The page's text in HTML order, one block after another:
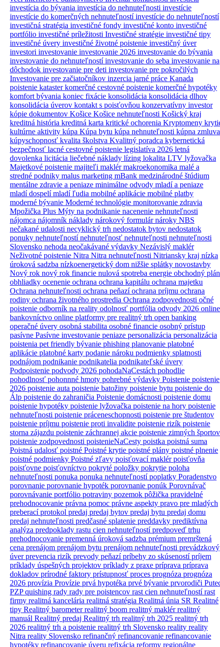
investícia do bývania investícia do nehnuteľnosti investície
investície do komerčných nehnuteľnostíinvestície do nehnuteľností
investičná stratégia investičné fondy investičné konto investičné
portfólio investičné príležitosti Investičné stratégie investičné tipy
investičné úvery investičné životné poistenie investičný úver
investori investovanie investovanie 2026 investovanie do bývania
investovanie do nehnuteľnostíinvestovanie do seba investovanie na
dôchodok investovanie pre deti investovanie pre pokročilých
Investovanie pre začiatočníkov inzercia jarné práce Kanada
poistenie katasterkomerčné cestovné poistenie komerčné hypotéky
komfort bývania koniec fixácie konsolidácia konsolidácia dlhov
konsolidácia úverov kontakt s poisťovňou konzervatívny investor
kópie dokumentov Košice Košice nehnuteľnosti Košický kraj
kreditná história kreditná karta kritické ochorenia Kryptomeny
kultúrne aktivity kúpa Kúpa bytu kúpa nehnuteľnosti kúpna zmluva
kúpyschopnosť kvalita školstva Kvalitný poradca kybernetická
bezpečnosť lacné cestovné poistenie legislatíva 2026 letná
dovolenka licitácia liečebné náklady lízing lokalita LTV lyžovačka
Majetkové poistenie majiteľi maklérmakroekonomika malé a
stredné podniky malus marketing mBank medzinárodné štúdium
mentálne zdravie a peniaze minimálne odvody mladí a peniaze
mladí dospelímladí ľudia mobilné aplikácie mobilné platby
moderné bývanie Moderné technológie monitorovanie zdravia
Mpožička Plus Mýty na podnikanie nacenenie nehnuteľnosti
nájomca nájomník náklady nárokový formulárnároky NBS
nečakané udalosti necyklický trh nedostatok bytov nedostatok
ponuky nehnuteľnostínehnuteľnosť nehnuteľnosti nehnuteľnosti
Slovensko nehoda neočakávané výdavky Nezávislý maklér
Neživotné poistenie Nitra Nitra nehnuteľnosti Nitriansky kraj nízka
úroková sadzba nízkoenergetický dom nižšie splátky novostavby
Nový rok nový rok financie nulová spotreba energie obchodný plán
obhliadky ocenenie ochrana ochrana kapitálu ochrana majetku
Ochrana nehnuteľnosti ochrana peňazíochrana príjmu ochrana
rodiny ochrana životného prostredia Ochrana zodpovednosti očné
poistenie odborník na reality odolnosť portfólia odvody 2026 online
bankovníctvo online platformy pre realitný trh open banking
operačné úvery osobná stabilita osobné financie osobný prístup
pasívne Pasívne investovanie peniaze personalizácia personalizácia
poistenia pet friendly bývanie phishing planovanie platobné
aplikácie platobné karty podanie nároku podmienky splatnosti
podnájom podnikanie podnikatelia podnikateľské úvery
Podpoistenie podvody 2026 pohodaNaCestách pohodlie
pohodlnosť pohonnné hmoty pohrebné výdavky Poistenie poistenie
2026 poistenie auta poistenie batožiny poistenie bytu poistenie do
Álp poistenie do zahraničia Poistenie domácnosti poistenie domu
poistenie hypotéky poistenie lyžovačka poistenie na hory poistenie
nehnuteľnosti poistenie práceneschopnosti poistenie pre študentov
poistenie príjmu poistenie proti invalidite poistenie rizík poistenie
storna zájazdu poistenie záchrannej akcie poistenie zimných športov
poistenie zodpovednosti poistenieNaCesty poistka poistná suma
Poistná udalosť poistné Poistné krytie poistné plány poistné plnenie
poistné podmienky Poistné zľavy poisťovací maklérpoisťovňa
poisťovne poisťovníctvo pokryté položky pokrytie poloha
nehnuteľnosti ponuka ponuka nehnuteľnostípoplatky Poradenstvo
porovnanie porovnanie hypoték porovnanie ponúk Porovnávač
porovnávanie portfólio potraviny pozemok pôžička pravidelné
prehodnocovanie právna pomoc právne aspekty pravo pre mladých
preberací protokol predaj predaj bytov predaj bytu predaj domu
predaj nehnuteľnosti predčasné splatenie preddavky prediktívna
analýza predpoklady rastu cien nehnuteľnostípredpoveď trhu
prehodnocovanie premenná úroková sadzba prémium premrštená
cena prenájom prenájom bytu prenájom nehnuteľnosti prevádzkový
úverprevencia rizík prevody peňazípríbehy zo skúsenostípríjem
príklady úspešných projektov príklady z praxe príprava príprava
dokladov prírodné faktory prístupnosť proces prognóza prognóza
2026 provízia Provízie prvá hypotéka prvé bývanie prvorodiči
PZPquishing rady rady pre poistencov rast cien nehnuteľnostírast
firmy realitná kancelária realitná stratégia Realitná únia SR Realitné
tipy Realitný barometerrealitný boom realitný maklérrealitný
manuál Realitný predaj Realitný trh realitný trh 2025 realitný trh
2026 realitný trh a poistenie realitný trh Slovensko reality reality
Nitra reality Slovensko refinančný refinancovanie refinancovanie
hypotéky refinancovanie úveru refixácia reformy regionálne